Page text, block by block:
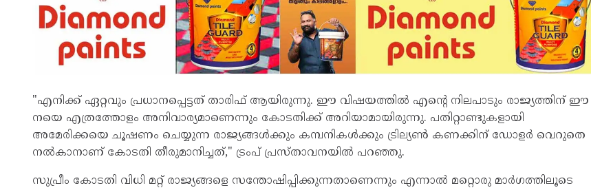
"എനിക്ക് ഏറ്റവും പ്രധാനപ്പെട്ടത് താരിഫ് ആയിരുന്നു. ഈ വിഷയത്തിൽ എന്റെ നിലപാടും രാജ്യത്തിന് ഈ
നയെ എത്രത്തോളം അനിവാര്യമാണെന്നും കോടതിക്ക് അറിയാമായിരുന്നു. പതിറ്റാണ്ടുകളായി
അമേരിക്കയെ ചൂഷണം ചെയ്യുന്ന രാജ്യങ്ങൾക്കും കമ്പനികൾക്കും ട്രില്യൺ കണക്കിന് ഡോളർ വെറുതെ
നൽകാനാണ് കോടതി തീരുമാനിച്ചത്," ട്രംപ് പ്രസ്താവനയിൽ പറഞ്ഞു.
സുപ്രീം കോടതി വിധി മറ്റ് രാജ്യങ്ങളെ സന്തോഷിപ്പിക്കുന്നതാണെന്നും എന്നാൽ മറ്റൊരു മാർഗത്തിലൂടെ